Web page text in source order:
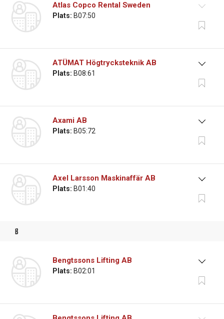
Atlas Copco Rental Sweden
Plats: B07:50
ATÜMAT Högtrycksteknik AB
Plats: B08:61
Axami AB
Plats: B05:72
Axel Larsson Maskinaffär AB
Plats: B01:40
b
Bengtssons Lifting AB
Plats: B02:01